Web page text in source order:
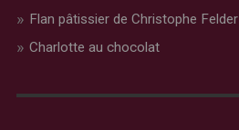
Flan pâtissier de Christophe Felder
Charlotte au chocolat